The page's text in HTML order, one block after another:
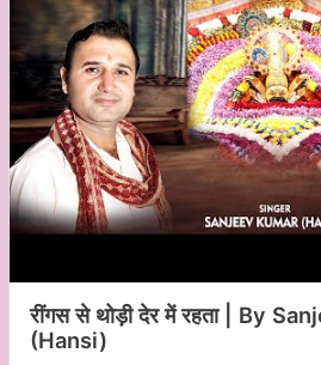
रींगस से थोड़ी देर में रहता | By
(Hansi)